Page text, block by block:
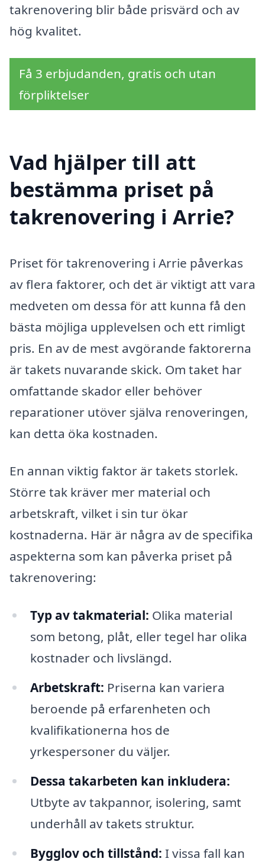
takrenovering blir både prisvärd och av
hög kvalitet.
Få 3 erbjudanden, gratis och utan
förpliktelser
Vad hjälper till att
bestämma priset på
takrenovering i Arrie?
Priset för takrenovering i Arrie påverkas
av flera faktorer, och det är viktigt att vara
medveten om dessa för att kunna få den
bästa möjliga upplevelsen och ett rimligt
pris. En av de mest avgörande faktorerna
är takets nuvarande skick. Om taket har
omfattande skador eller behöver
reparationer utöver själva renoveringen,
kan detta öka kostnaden.
En annan viktig faktor är takets storlek.
Större tak kräver mer material och
arbetskraft, vilket i sin tur ökar
kostnaderna. Här är några av de specifika
aspekterna som kan påverka priset på
takrenovering:
Typ av takmaterial: Olika material
som betong, plåt, eller tegel har olika
kostnader och livslängd.
Arbetskraft: Priserna kan variera
beroende på erfarenheten och
kvalifikationerna hos de
yrkespersoner du väljer.
Dessa takarbeten kan inkludera:
Utbyte av takpannor, isolering, samt
underhåll av takets struktur.
Bygglov och tillstånd: I vissa fall kan